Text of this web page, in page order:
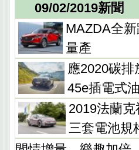
09/02/2019新聞
MAZDA全
量產
應2020碳
45e插電式
2019法蘭
三套電池規